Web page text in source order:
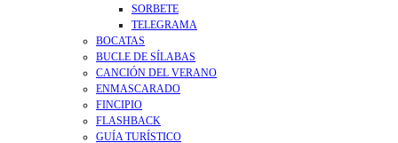
SORBETE
TELEGRAMA
BOCATAS
BUCLE DE SÍLABAS
CANCIÓN DEL VERANO
ENMASCARADO
FINCIPIO
FLASHBACK
GUÍA TURÍSTICO